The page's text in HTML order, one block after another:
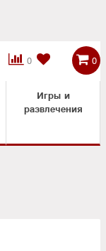
0

 0
Игры и
развлечения